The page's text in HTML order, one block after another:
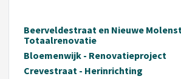
Beerveldestraat en Nieuwe
Totaalrenovatie
Bloemenwijk - Renovatieproject
Crevestraat - Herinrichting